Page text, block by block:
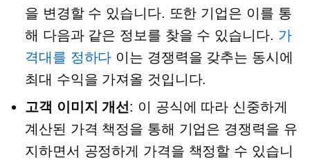
을 변경할 수 있습니다. 또한 기업은 이를 통
해 다음과 같은 정보를 찾을 수 있습니다. 가
격대를 정하다 이는 경쟁력을 갖추는 동시에
최대 수익을 가져올 것입니다.
고객 이미지 개선: 이 공식에 따라 신중하게
계산된 가격 책정을 통해 기업은 경쟁력을 유
지하면서 공정하게 가격을 책정할 수 있습니